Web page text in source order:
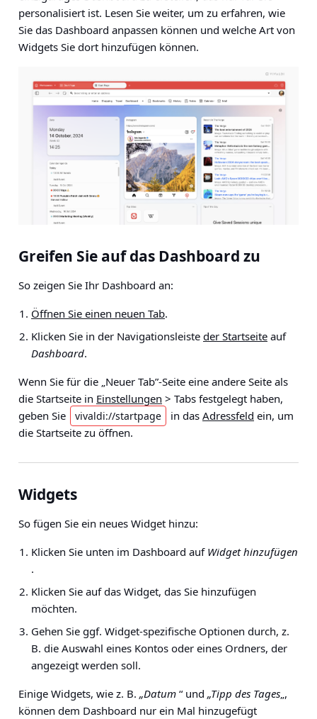
personalisiert ist. Lesen Sie weiter, um zu erfahren, wie
Sie das Dashboard anpassen können und welche Art von
Widgets Sie dort hinzufügen können.
Greifen Sie auf das Dashboard zu
So zeigen Sie Ihr Dashboard an:
Öffnen Sie einen neuen Tab.
Klicken Sie in der Navigationsleiste der Startseite auf
Dashboard.
Wenn Sie für die „Neuer Tab”-Seite eine andere Seite als
die Startseite in Einstellungen > Tabs festgelegt haben,
geben Sie
vivaldi://startpage in das Adressfeld ein, um
die Startseite zu öffnen.
Widgets
So fügen Sie ein neues Widget hinzu:
Klicken Sie unten im Dashboard auf Widget hinzufügen
.
Klicken Sie auf das Widget, das Sie hinzufügen
möchten.
Gehen Sie ggf. Widget-spezifische Optionen durch, z.
B. die Auswahl eines Kontos oder eines Ordners, der
angezeigt werden soll.
Einige Widgets, wie z. B. „Datum “ und „Tipp des Tages „,
können dem Dashboard nur ein Mal hinzugefügt